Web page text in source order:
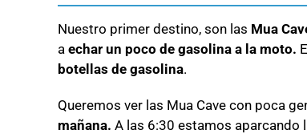
Nuestro primer destino, son las Mua
a echar un poco de gasolina a la moto.
botellas de gasolina.
Queremos ver las Mua Cave con poca
mañana. A las 6:30 estamos aparcando